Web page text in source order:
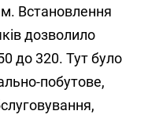
Встановлення
дозволило
до 320. Тут було
побутове,